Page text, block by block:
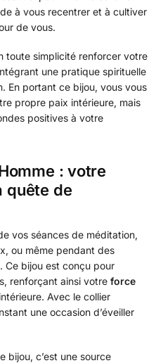
à vous recentrer et à cultiver
de vous.
toute simplicité renforcer votre
une pratique spirituelle
En portant ce bijou, vous vous
propre paix intérieure, mais
positives à votre
: votre
quête de
vos séances de méditation,
ou même pendant des
Ce bijou est conçu pour
renforçant ainsi votre force
Avec le collier
une occasion d’éveiller
bijou, c’est une source